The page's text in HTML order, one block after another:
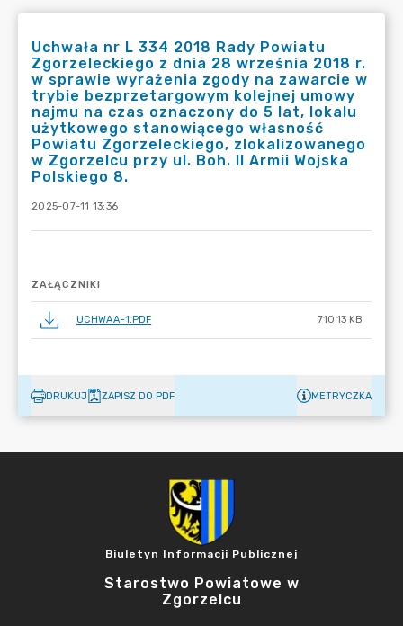
Uchwała nr L 334 2018 Rady Powiatu
Zgorzeleckiego z dnia 28 września 2018 r.
w sprawie wyrażenia zgody na zawarcie w
trybie bezprzetargowym kolejnej umowy
najmu na czas oznaczony do 5 lat, lokalu
użytkowego stanowiącego własność
Powiatu Zgorzeleckiego, zlokalizowanego
w Zgorzelcu przy ul. Boh. II Armii Wojska
Polskiego 8.
2025-07-11 13:36
ZAŁĄCZNIKI
UCHWAA~1.PDF 710.13 KB
DRUKUJ ZAPISZ DO PDF METRYCZKA
Biuletyn Informacji Publicznej
Starostwo Powiatowe w
Zgorzelcu